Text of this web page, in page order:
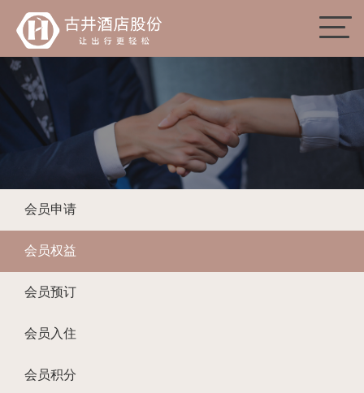
会员申请
会员权益
会员预订
会员入住
会员积分